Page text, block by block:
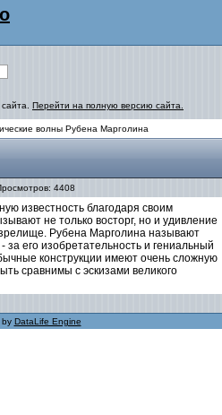
Перейти на полную версию сайта.
волны Рубена Марголина
4408
известность благодаря своим
не только восторг, но и удивление
Рубена Марголина называют
его изобретательность и гениальный
конструкции имеют очень сложную
сравнимы с эскизами великого
by DataLife Engine